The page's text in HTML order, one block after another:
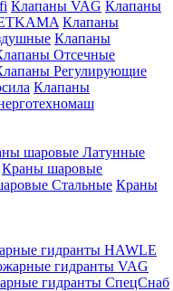
Клапаны VAG Клапаны
Клапаны
Клапаны
Отсечные
Регулирующие
Клапаны
шаровые Латунные
Краны шаровые
Стальные Краны
гидранты HAWLE
гидранты VAG
гидранты СпецСнаб